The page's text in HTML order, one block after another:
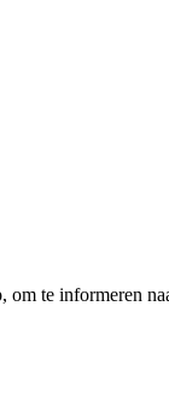
te informeren